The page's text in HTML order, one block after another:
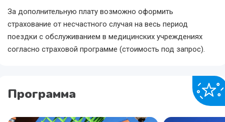
За дополнительную плату возможно оформить
страхование от несчастного случая на весь период
поездки с обслуживанием в медицинских учреждениях
согласно страховой программе (стоимость под запрос).
Программа